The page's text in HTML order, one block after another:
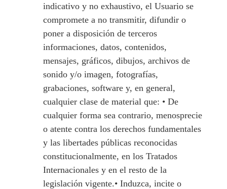
indicativo y no exhaustivo, el Usuario se
compromete a no transmitir, difundir o
poner a disposición de terceros
informaciones, datos, contenidos,
mensajes, gráficos, dibujos, archivos de
sonido y/o imagen, fotografías,
grabaciones, software y, en general,
cualquier clase de material que: • De
cualquier forma sea contrario, menosprecie
o atente contra los derechos fundamentales
y las libertades públicas reconocidas
constitucionalmente, en los Tratados
Internacionales y en el resto de la
legislación vigente.• Induzca, incite o